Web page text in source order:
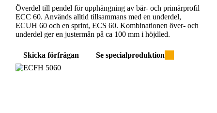
Överdel till pendel för upphängning av bär- och primärprofil
ECC 60. Används alltid tillsammans med en underdel,
ECUH 60 och en sprint, ECS 60. Kombinationen över- och
underdel ger en justermån på ca 100 mm i höjdled.
Skicka förfrågan Se specialproduktion